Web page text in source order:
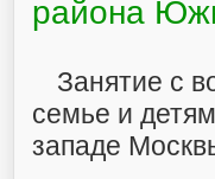
района
Занятие с
семье и
западе